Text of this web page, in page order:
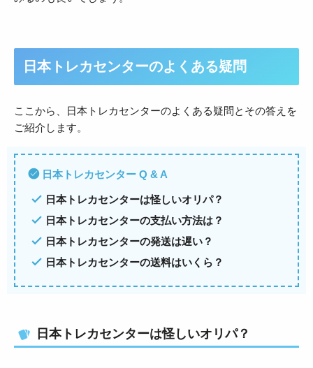
日本トレカセンターのよくある疑問
ここから、日本トレカセンターのよくある疑問とその答えを
ご紹介します。
日本トレカセンター Q & A
日本トレカセンターは怪しいオリパ？
日本トレカセンターの支払い方法は？
日本トレカセンターの発送は遅い？
日本トレカセンターの送料はいくら？
日本トレカセンターは怪しいオリパ？